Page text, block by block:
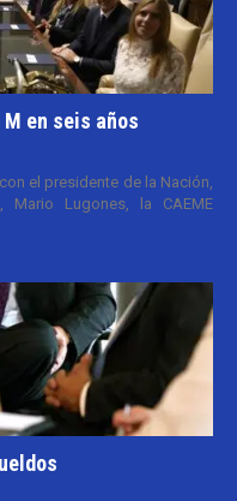
en seis años
el presidente de la Nación,
Lugones, la CAEME